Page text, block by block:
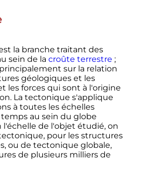
la branche traitant des
sein de la croûte terrestre ;
sur la relation
géologiques et les
les forces qui sont à l'origine
La tectonique s'applique
à toutes les échelles
au sein du globe
l'échelle de l'objet étudié, on
pour les structures
ou de tectonique globale,
de plusieurs milliers de